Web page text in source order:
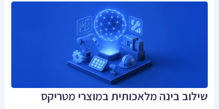
שילוב בינה מלאכותית במוצרי מטריקס